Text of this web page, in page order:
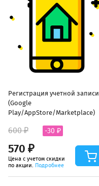
Регистрация учетной записи
(Google
Play/AppStore/Marketplace)
570 ₽
600 ₽ -30 ₽
Цена с учетом скидки
по акции. Подробнее